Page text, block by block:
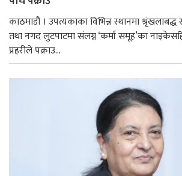
काठमाडौं । उपत्यकाका विभिन्न स्थानमा
तथा नगद लुटपाटमा संलग्न ‘कर्मा समूह’का
प्रहरीले पक्राउ...